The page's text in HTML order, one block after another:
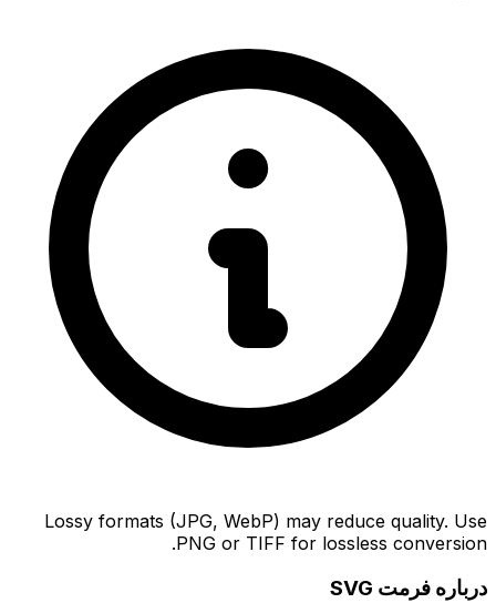
Lossy formats (JPG, WebP) may reduce quality. Use
PNG or TIFF for lossless conversion.
درباره فرمت SVG